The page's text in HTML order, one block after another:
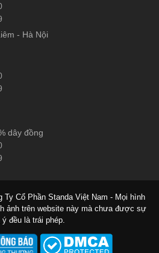
- Hà Nội
dây đồng
Ty Cổ Phần Standa Việt Nam - Mọi hình
ảnh trên website này mà chưa được sự
ý đều là trái phép.